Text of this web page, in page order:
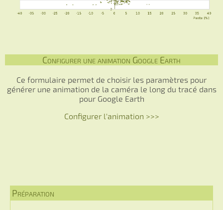
Configurer une animation Google Earth
Ce formulaire permet de choisir les paramètres pour
générer une animation de la caméra le long du tracé dans
pour Google Earth
Configurer l'animation >>>
Préparation